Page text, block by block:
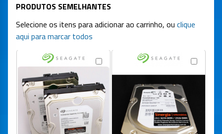
PRODUTOS SEMELHANTES
Selecione os itens para adicionar ao carrinho, ou clique
aqui para marcar todos